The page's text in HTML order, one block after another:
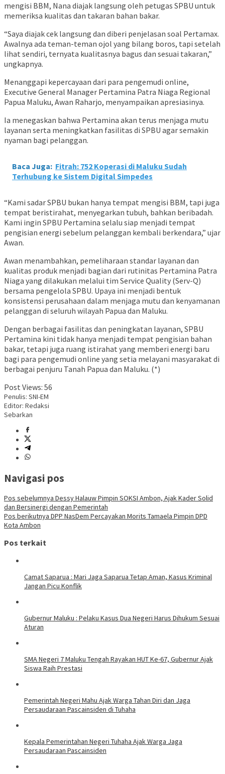
mengisi BBM, Nana diajak langsung oleh petugas SPBU untuk
memeriksa kualitas dan takaran bahan bakar.
“Saya diajak cek langsung dan diberi penjelasan soal Pertamax.
Awalnya ada teman-teman ojol yang bilang boros, tapi setelah
lihat sendiri, ternyata kualitasnya bagus dan sesuai takaran,”
ungkapnya.
Menanggapi kepercayaan dari para pengemudi online,
Executive General Manager Pertamina Patra Niaga Regional
Papua Maluku, Awan Raharjo, menyampaikan apresiasinya.
Ia menegaskan bahwa Pertamina akan terus menjaga mutu
layanan serta meningkatkan fasilitas di SPBU agar semakin
nyaman bagi pelanggan.
Baca Juga: Fitrah: 752 Koperasi di Maluku Sudah
Terhubung ke Sistem Digital Simpedes
“Kami sadar SPBU bukan hanya tempat mengisi BBM, tapi juga
tempat beristirahat, menyegarkan tubuh, bahkan beribadah.
Kami ingin SPBU Pertamina selalu siap menjadi tempat
pengisian energi sebelum pelanggan kembali berkendara,” ujar
Awan.
Awan menambahkan, pemeliharaan standar layanan dan
kualitas produk menjadi bagian dari rutinitas Pertamina Patra
Niaga yang dilakukan melalui tim Service Quality (Serv-Q)
bersama pengelola SPBU. Upaya ini menjadi bentuk
konsistensi perusahaan dalam menjaga mutu dan kenyamanan
pelanggan di seluruh wilayah Papua dan Maluku.
Dengan berbagai fasilitas dan peningkatan layanan, SPBU
Pertamina kini tidak hanya menjadi tempat pengisian bahan
bakar, tetapi juga ruang istirahat yang memberi energi baru
bagi para pengemudi online yang setia melayani masyarakat di
berbagai penjuru Tanah Papua dan Maluku. (*)
Post Views: 56
Penulis: SNI-EM
Editor: Redaksi
Sebarkan
Navigasi pos
Pos sebelumnya Dessy Halauw Pimpin SOKSI Ambon, Ajak Kader Solid
dan Bersinergi dengan Pemerintah
Pos berikutnya DPP NasDem Percayakan Morits Tamaela Pimpin DPD
Kota Ambon
Pos terkait
Camat Saparua : Mari Jaga Saparua Tetap Aman, Kasus Kriminal
Jangan Picu Konflik
Gubernur Maluku : Pelaku Kasus Dua Negeri Harus Dihukum Sesuai
Aturan
SMA Negeri 7 Maluku Tengah Rayakan HUT Ke-67, Gubernur Ajak
Siswa Raih Prestasi
Pemerintah Negeri Mahu Ajak Warga Tahan Diri dan Jaga
Persaudaraan Pascainsiden di Tuhaha
Kepala Pemerintahan Negeri Tuhaha Ajak Warga Jaga
Persaudaraan Pascainsiden